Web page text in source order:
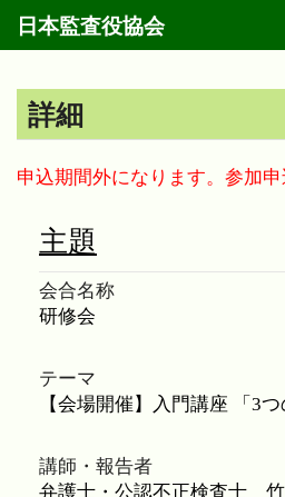
日本監査役協会
詳細
申込期間外になります。参加申
主題
会合名称
テーマ
講師・報告者